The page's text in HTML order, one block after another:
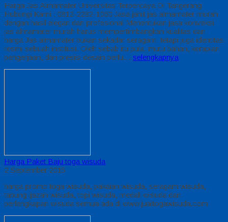
Harga Jas Almamater Universitas Terpercaya Di Tangerang
Hubungi Kami : 0812-2282-1060 Jasa jahit jas almamater murah
dengan hasil elegan dan profesional Menentukan jasa konveksi
jas almamater murah harus mempertimbangkan kualitas dan
harga Jas almamater bukan sekadar seragam, tetapi juga identitas
resmi sebuah institusi. Oleh sebab itu pula, mutu bahan, kerapian
pengerjaan, dan presisi desain perlu… selengkapnya
Harga Paket Baju toga wisuda
2 September 2015
harga promo toga wisuda, pakaian wisuda, seragam wisuda,
tabung ijazah wisuda, topi wisuda, medali wisuda dan
perlengkapan wisuda semua ada di www.jualtogawisuda.com